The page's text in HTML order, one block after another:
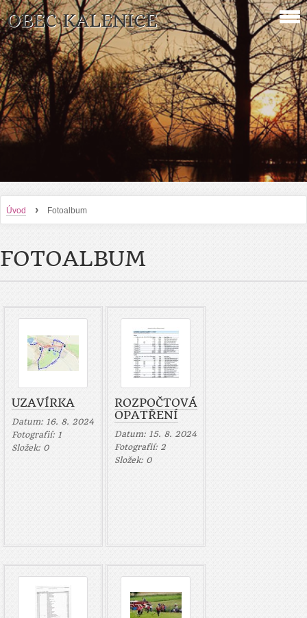
OBEC KALENICE
Úvod › Fotoalbum
FOTOALBUM
UZAVÍRKA
Datum: 16. 8. 2024
Fotografií: 1
Složek: 0
ROZPOČTOVÁ
OPATŘENÍ
Datum: 15. 8. 2024
Fotografií: 2
Složek: 0